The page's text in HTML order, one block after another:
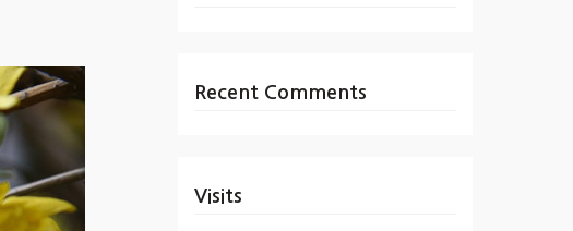
Recent Comments
Visits